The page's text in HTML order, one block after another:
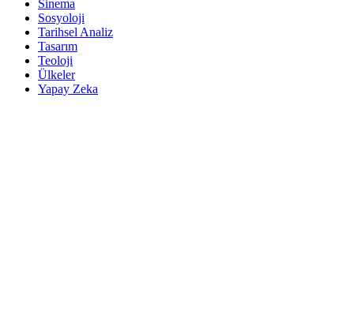
Sinema
Sosyoloji
Tarihsel Analiz
Tasarım
Teoloji
Ülkeler
Yapay Zeka